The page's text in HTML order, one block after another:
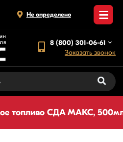
Не определено
8 (800) 301-06-61
Заказать звонок
топливо СДА МАКС,